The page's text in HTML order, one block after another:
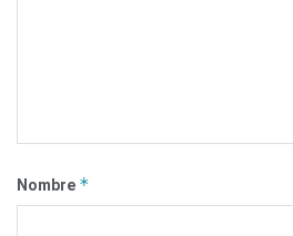
Nombre *